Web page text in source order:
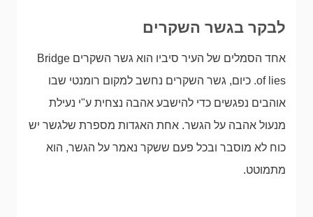
לבקר בגשר השקרים
אחד הסמלים של העיר סיביו הוא גשר השקרים Bridge
of lies. כיום, גשר השקרים נחשב למקום רומנטי שבו
אוהבים נפגשים כדי להישבע אהבה נצחית ע"י נעילת
מנעול אהבה על הגשר. אחת האגדות מספרת שלגשר יש
כוח לא מוסבר ובכל פעם ששקר נאמר על הגשר, הוא
מתמוטט.